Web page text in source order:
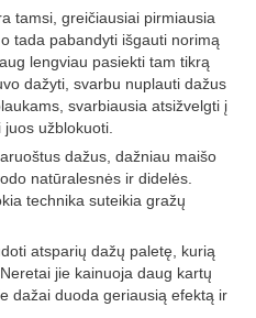
tamsi, greičiausiai pirmiausia
tada pabandyti išgauti norimą
lengviau pasiekti tam tikrą
dažyti, svarbu nuplauti dažus
svarbiausia atsižvelgti į
užblokuoti.
dažus, dažniau maišo
natūralesnės ir didelės.
technika suteikia gražų
atsparių dažų paletę, kurią
jie kainuoja daug kartų
dažai duoda geriausią efektą ir